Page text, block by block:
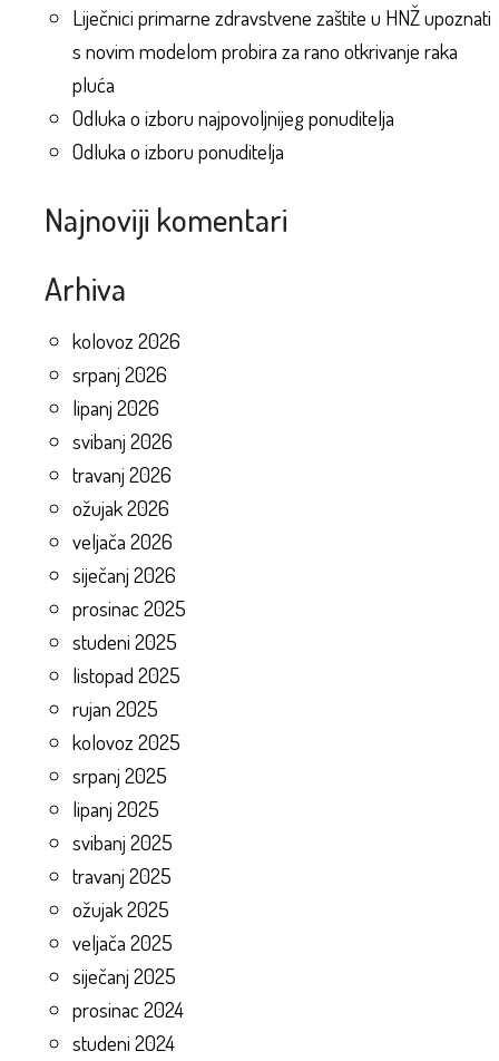
Liječnici primarne zdravstvene zaštite u HNŽ upoznati
s novim modelom probira za rano otkrivanje raka
pluća
Odluka o izboru najpovoljnijeg ponuditelja
Odluka o izboru ponuditelja
Najnoviji komentari
Arhiva
kolovoz 2026
srpanj 2026
lipanj 2026
svibanj 2026
travanj 2026
ožujak 2026
veljača 2026
siječanj 2026
prosinac 2025
studeni 2025
listopad 2025
rujan 2025
kolovoz 2025
srpanj 2025
lipanj 2025
svibanj 2025
travanj 2025
ožujak 2025
veljača 2025
siječanj 2025
prosinac 2024
studeni 2024